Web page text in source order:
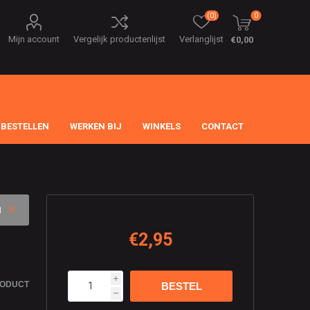
Mijn account Vergelijk productenlijst Verlanglijst
(0) 0
€0,00
WERKEN BIJ WINKELS CONTACT
€2,95
i
h